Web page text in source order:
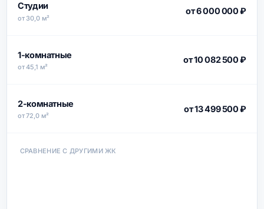
Студии
от 30,0 м²
от 6 000 000 ₽
1-комнатные
от 45,1 м²
от 10 082 500 ₽
2-комнатные
от 72,0 м²
от 13 499 500 ₽
СРАВНЕНИЕ С ДРУГИМИ ЖК